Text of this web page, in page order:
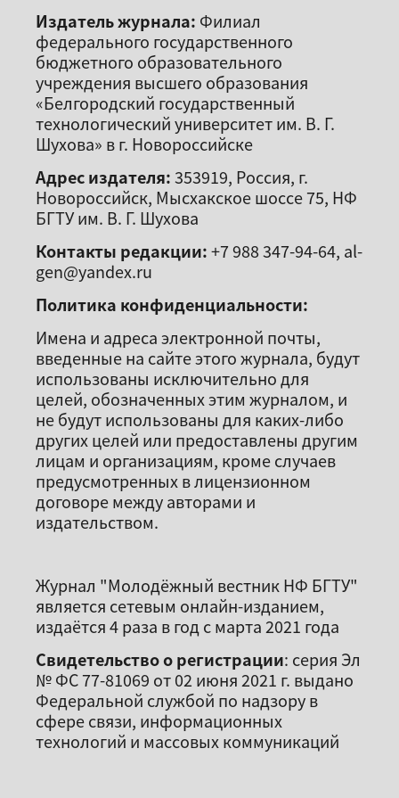
Издатель журнала: Филиал
федерального государственного
бюджетного образовательного
учреждения высшего образования
«Белгородский государственный
технологический университет им. В. Г.
Шухова» в г. Новороссийске
Адрес издателя:353919, Россия, г.
Новороссийск, Мысхакское шоссе 75, НФ
БГТУ им. В. Г. Шухова
Контакты редакции:+7 988 347-94-64, al-
gen@yandex.ru
Политика конфиденциальности:
Имена и адреса электронной почты,
введенные на сайте этого журнала, будут
использованы исключительно для
целей, обозначенных этим журналом, и
не будут использованы для каких-либо
других целей или предоставлены другим
лицам и организациям, кроме случаев
предусмотренных в лицензионном
договоре между авторами и
издательством.
Журнал "Молодёжный вестник НФ БГТУ"
является сетевым онлайн-изданием,
издаётся 4 раза в год с марта 2021 года
Свидетельство о регистрации: серия Эл
№ ФС 77-81069 от 02 июня 2021 г. выдано
Федеральной службой по надзору в
сфере связи, информационных
технологий и массовых коммуникаций